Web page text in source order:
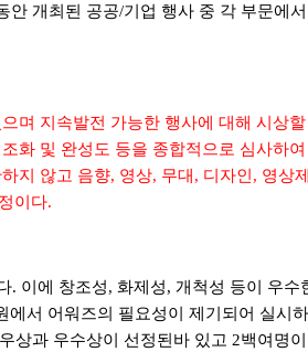
안 개최된 공공/기업 행사 중 각 부문에서
며 지속발전 가능한 행사에 대해 시상할
화 및 완성도 등을 종합적으로 심사하
지 않고 음향, 영상, 무대 , 디자인 , 영상
이다.
. 이에 창조성, 화제성, 개척성 등이 우수
에서 어워즈의 필요성이 제기되어 실시
상과 우수상이 선정된바 있고 2백여명